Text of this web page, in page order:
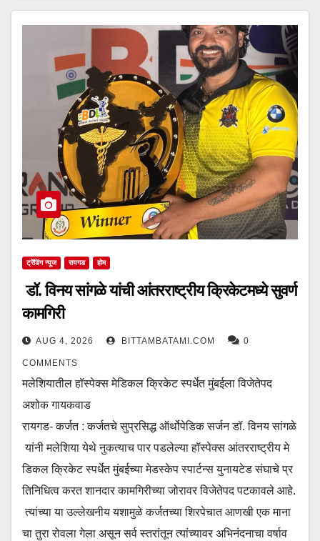
ट्रेंडिंग न्यूज रायगड होम
डॉ. विनय सांगळे यांची आंतरराष्ट्रीय क्रिकेटमध्ये सुवर्ण
कामगिरी
AUG 4, 2026 BITTAMBATAMI.COM 0
COMMENTS
मलेशियातील हॉस्पेक्स मेडिकल क्रिकेट स्पर्धेत मुंबईला विजेतेपद
अशोक गायकवाड
रायगड- कर्जत : कर्जतचे सुप्रसिद्ध ऑर्थोपेडिक सर्जन डॉ. विनय सांगळे
यांनी मलेशिया येथे नुकत्याच पार पडलेल्या हॉस्पेक्स आंतरराष्ट्रीय मे
डिकल क्रिकेट स्पर्धेत मुंबईच्या मेडस्केप स्पार्टन्स युनायटेड संघाचे प्र
तिनिधित्व करत शानदार कामगिरीच्या जोरावर विजेतेपद पटकावले आहे.
त्यांच्या या उल्लेखनीय यशामुळे कर्जतच्या शिरपेचात आणखी एक माना
चा तुरा रोवला गेला असून सर्व स्तरांतून त्यांच्यावर अभिनंदनाचा वर्षाव